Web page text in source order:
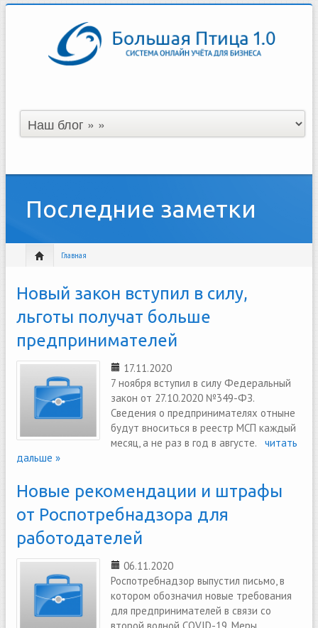
Последние заметки
Главная
Новый закон вступил в силу,
льготы получат больше
предпринимателей
17.11.2020
7 ноября вступил в силу Федеральный
закон от 27.10.2020 №349-ФЗ.
Сведения о предпринимателях отныне
будут вноситься в реестр МСП каждый
месяц, а не раз в год в августе. читать
дальше »
Новые рекомендации и штрафы
от Роспотребнадзора для
работодателей
06.11.2020
Роспотребнадзор выпустил письмо, в
котором обозначил новые требования
для предпринимателей в связи со